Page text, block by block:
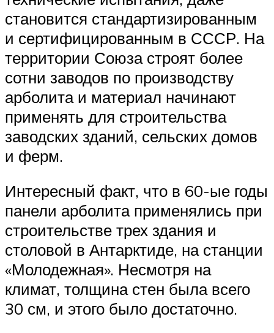
становится стандартизированным
и сертифицированным в СССР. На
территории Союза строят более
сотни заводов по производству
арболита и материал начинают
применять для строительства
заводских зданий, сельских домов
и ферм.
Интересный факт, что в 60-ые годы
панели арболита применялись при
строительстве трех здания и
столовой в Антарктиде, на станции
«Молодежная». Несмотря на
климат, толщина стен была всего
30 см, и этого было достаточно.